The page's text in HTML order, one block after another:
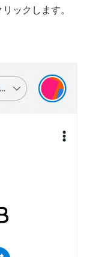
ックします。